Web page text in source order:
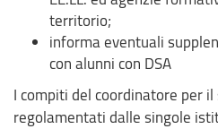
territorio;
informa eventuali
con alunni con DSA
I compiti del coordinatore per
regolamentati dalle singole